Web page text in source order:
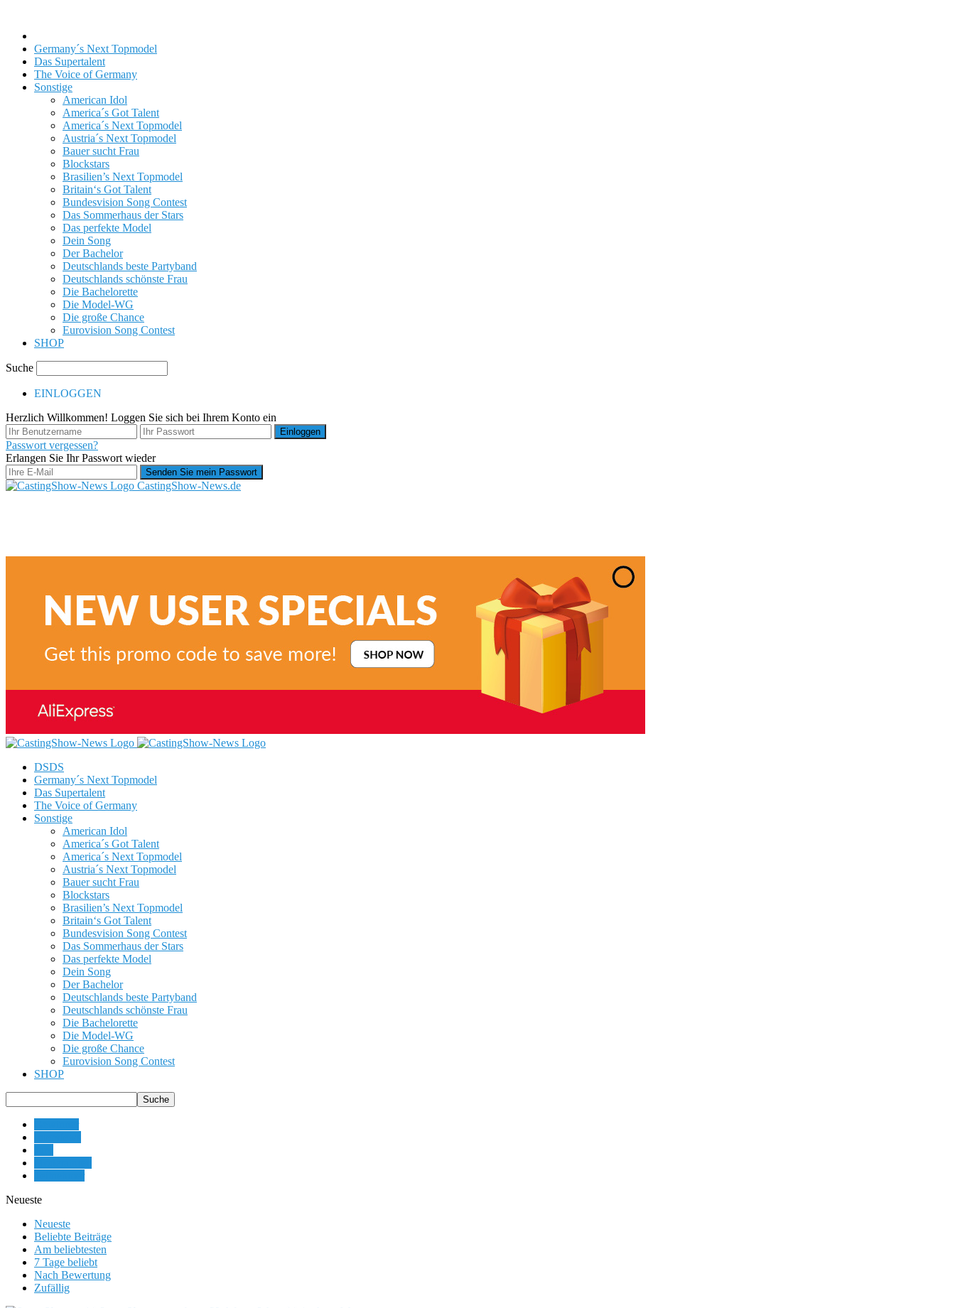
Germany´s Next Topmodel
Das Supertalent
The Voice of Germany
Sonstige
American Idol
America´s Got Talent
America´s Next Topmodel
Austria´s Next Topmodel
Bauer sucht Frau
Blockstars
Brasilien’s Next Topmodel
Britain‘s Got Talent
Bundesvision Song Contest
Das Sommerhaus der Stars
Das perfekte Model
Dein Song
Der Bachelor
Deutschlands beste Partyband
Deutschlands schönste Frau
Die Bachelorette
Die Model-WG
Die große Chance
Eurovision Song Contest
SHOP
Suche
EINLOGGEN
Herzlich Willkommen! Loggen Sie sich bei Ihrem Konto ein
Passwort vergessen?
Erlangen Sie Ihr Passwort wieder
CastingShow-News.de
DSDS
Germany´s Next Topmodel
Das Supertalent
The Voice of Germany
Sonstige
American Idol
America´s Got Talent
America´s Next Topmodel
Austria´s Next Topmodel
Bauer sucht Frau
Blockstars
Brasilien’s Next Topmodel
Britain‘s Got Talent
Bundesvision Song Contest
Das Sommerhaus der Stars
Das perfekte Model
Dein Song
Der Bachelor
Deutschlands beste Partyband
Deutschlands schönste Frau
Die Bachelorette
Die Model-WG
Die große Chance
Eurovision Song Contest
SHOP
Neueste
Neueste
Beliebte Beiträge
Am beliebtesten
7 Tage beliebt
Nach Bewertung
Zufällig